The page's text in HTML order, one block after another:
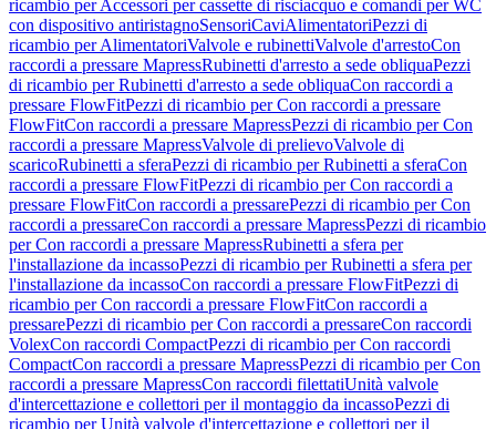
ricambio per Accessori per cassette di risciacquo e comandi per WC
con dispositivo antiristagnoSensoriCaviAlimentatoriPezzi di
ricambio per AlimentatoriValvole e rubinettiValvole d'arrestoCon
raccordi a pressare MapressRubinetti d'arresto a sede obliquaPezzi
di ricambio per Rubinetti d'arresto a sede obliquaCon raccordi a
pressare FlowFitPezzi di ricambio per Con raccordi a pressare
FlowFitCon raccordi a pressare MapressPezzi di ricambio per Con
raccordi a pressare MapressValvole di prelievoValvole di
scaricoRubinetti a sferaPezzi di ricambio per Rubinetti a sferaCon
raccordi a pressare FlowFitPezzi di ricambio per Con raccordi a
pressare FlowFitCon raccordi a pressarePezzi di ricambio per Con
raccordi a pressareCon raccordi a pressare MapressPezzi di ricambio
per Con raccordi a pressare MapressRubinetti a sfera per
l'installazione da incassoPezzi di ricambio per Rubinetti a sfera per
l'installazione da incassoCon raccordi a pressare FlowFitPezzi di
ricambio per Con raccordi a pressare FlowFitCon raccordi a
pressarePezzi di ricambio per Con raccordi a pressareCon raccordi
VolexCon raccordi CompactPezzi di ricambio per Con raccordi
CompactCon raccordi a pressare MapressPezzi di ricambio per Con
raccordi a pressare MapressCon raccordi filettatiUnità valvole
d'intercettazione e collettori per il montaggio da incassoPezzi di
ricambio per Unità valvole d'intercettazione e collettori per il